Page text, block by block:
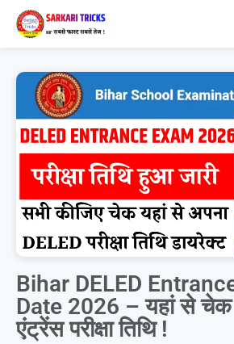
Bihar DELED
Date 2026 – यहां से
एंट्रेंस परीक्षा तिथि !